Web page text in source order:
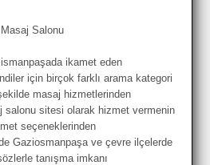
Salonu
ikamet eden
için birçok farklı arama kategori
masaj hizmetlerinden
salonu sitesi olarak hizmet vermenin
seçeneklerinden
Gaziosmanpaşa ve çevre ilçelerde
tanışma imkanı